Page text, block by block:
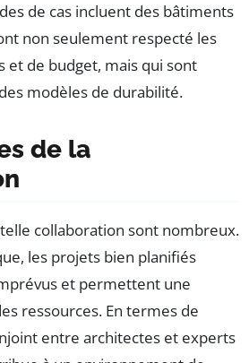
de cas incluent des bâtiments
non seulement respecté les
et de budget, mais qui sont
modèles de durabilité.
de la
telle collaboration sont nombreux.
les projets bien planifiés
et permettent une
ressources. En termes de
entre architectes et experts